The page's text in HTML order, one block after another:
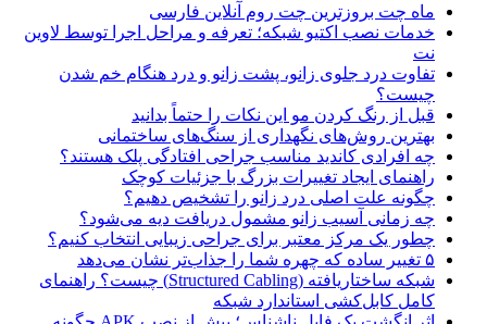
ماه چت بروزترین چت روم آنلاین فارسی
خدمات نصب اکتیو شبکه؛ تعرفه و مراحل اجرا توسط لاوین
نت
تفاوت درد جلوی زانو، پشت زانو و درد هنگام خم شدن
چیست؟
قبل از رنگ کردن مو این نکات را حتماً بدانید
بهترین روش‌های نگهداری از سنگ‌های ساختمانی
چه افرادی کاندید مناسب جراحی افتادگی پلک هستند؟
راهنمای ایجاد تغییرات بزرگ با جزئیات کوچک
چگونه علت اصلی درد زانو را تشخیص دهیم؟
چه زمانی آسیب زانو مشمول دریافت دیه می‌شود؟
چطور یک مرکز معتبر برای جراحی زیبایی انتخاب کنیم؟
۵ تغییر ساده که چهره شما را جذاب‌تر نشان می‌دهد
شبکه ساختاریافته (Structured Cabling) چیست؟ راهنمای
کامل کابل‌کشی استاندارد شبکه